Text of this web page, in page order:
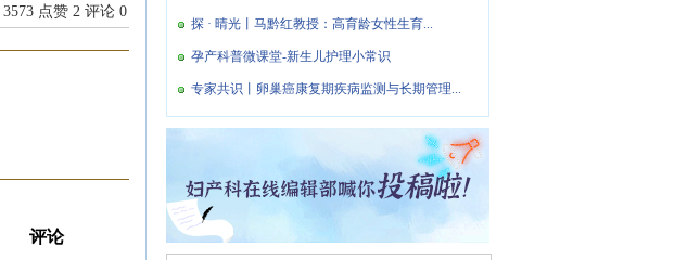
3573 点赞 2 评论 0
评论
探 · 晴光丨马黔红教授：高育龄女性生育...
孕产科普微课堂-新生儿护理小常识
专家共识丨卵巢癌康复期疾病监测与长期管理...